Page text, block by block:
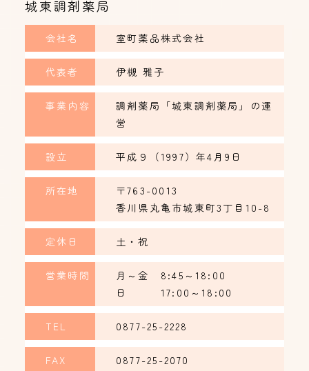
城東調剤薬局
会社名 室町薬品株式会社
代表者 伊槻 雅子
事業内容
調剤薬局「城東調剤薬局」の運
営
設立 平成９（1997）年4月9日
所在地
〒763-0013
香川県丸亀市城東町3丁目10-8
定休日 土・祝
営業時間
月～金 8:45～18:00
日 17:00～18:00
TEL 0877-25-2228
FAX 0877-25-2070